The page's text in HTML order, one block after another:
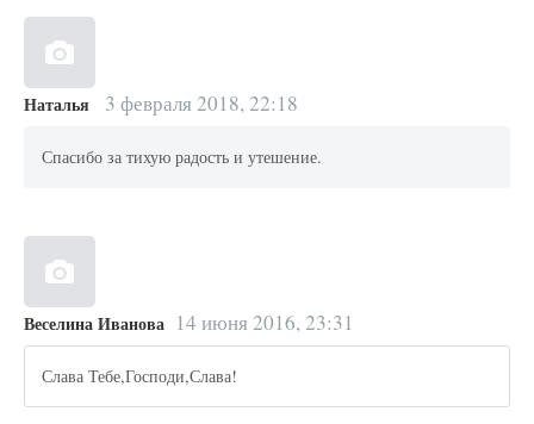
Наталья 3 февраля 2018, 22:18
Спасибо за тихую радость и утешение.
Веселина Иванова 14 июня 2016, 23:31
Слава Тебе,Господи,Слава!